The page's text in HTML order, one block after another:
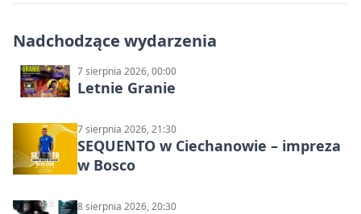
Nadchodzące wydarzenia
7 sierpnia 2026, 00:00
Letnie Granie
7 sierpnia 2026, 21:30
SEQUENTO w Ciechanowie – impreza
w Bosco
8 sierpnia 2026, 20:30